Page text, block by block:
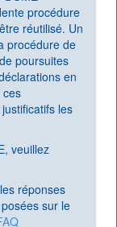
procédure
réutilisé. Un
procédure de
poursuites
en
ces
les
veuillez
réponses
sur le